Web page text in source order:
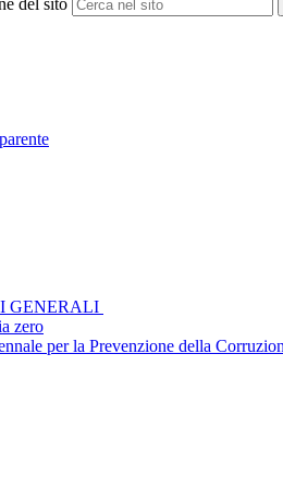
del sito
GENERALI
zero
per la Prevenzione della